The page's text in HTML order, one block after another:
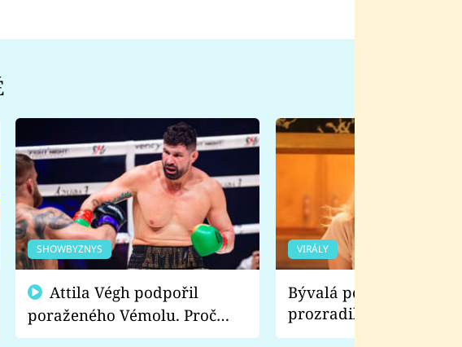
SHOWBYZNYS
poraženého Vémolu. Proč
chce raději zápasit s ním než
VIRÁLY
Bývalá pornoherečka
prozradila, co ji
natáčení Euforie.